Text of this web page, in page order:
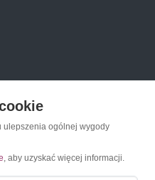
ulepszenia ogólnej wygody
, aby uzyskać więcej informacji.